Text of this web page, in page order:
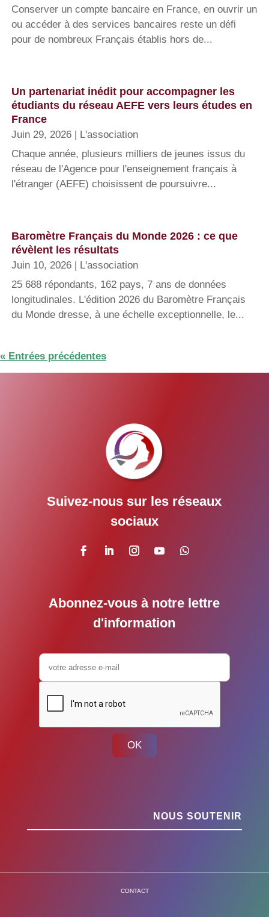
Conserver un compte bancaire en France, en ouvrir un
ou accéder à des services bancaires reste un défi
pour de nombreux Français établis hors de...
Un partenariat inédit pour accompagner les
étudiants du réseau AEFE vers leurs études en
France
Juin 29, 2026
L'association
Chaque année, plusieurs milliers de jeunes issus du
réseau de l'Agence pour l'enseignement français à
l'étranger (AEFE) choisissent de poursuivre...
Baromètre Français du Monde 2026 : ce que
révèlent les résultats
Juin 10, 2026
L'association
25 688 répondants, 162 pays, 7 ans de données
longitudinales. L'édition 2026 du Baromètre Français
du Monde dresse, à une échelle exceptionnelle, le...
« Entrées précédentes
Suivez-nous sur les réseaux
sociaux
Abonnez-vous à notre lettre
d'information
OK
NOUS SOUTENIR
CONTACT